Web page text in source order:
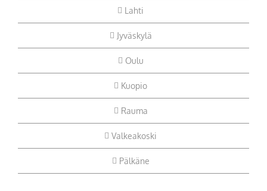
Lahti
Jyväskylä
Oulu
Kuopio
Rauma
Valkeakoski
Pälkäne